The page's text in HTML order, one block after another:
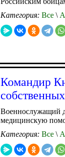
Категория: Все \
Командир
Военнослужащий
медицинскую
Категория: Все \